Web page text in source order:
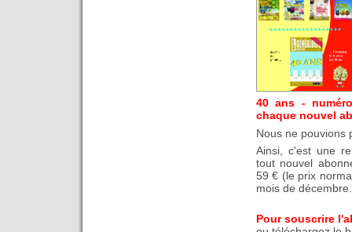
40 ans -
chaque nouvel
Nous ne pouvions
Ainsi, c'est une
tout nouvel
59 € (le prix
mois de
Pour souscrire